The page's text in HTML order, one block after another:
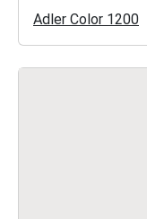
Adler Color 1200